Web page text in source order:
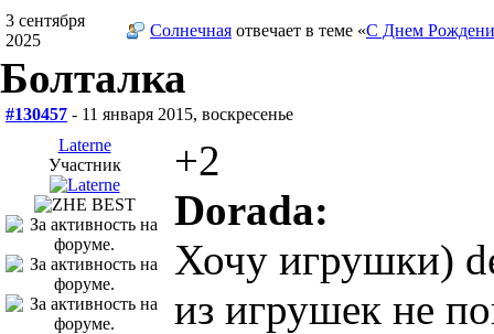
3 сентября
2025
Солнечная отвечает в теме «С Днем
Болталка
#130457 - 11 января 2015, воскресенье
Laterne
Участник
+2
Dorada:
Хочу игрушки)
из игрушек не